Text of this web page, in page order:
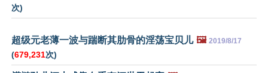
次)
超级元老薄一波与踹断其肋骨的淫荡宝贝儿 🖼️ 2019/8/17
(679,231次)